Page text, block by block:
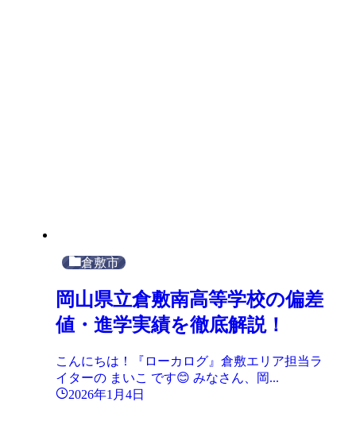
倉敷市
岡山県立倉敷南高等学校の偏差
値・進学実績を徹底解説！
こんにちは！『ローカログ』倉敷エリア担当ラ
イターの まいこ です😊 みなさん、岡...
2026年1月4日